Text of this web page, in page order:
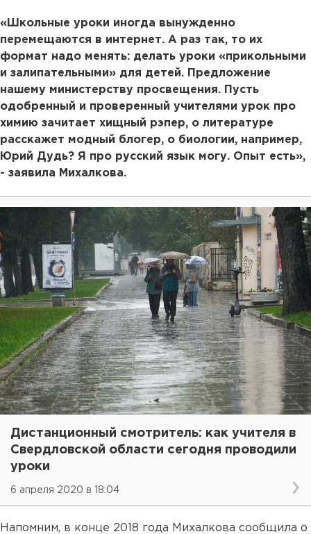
«Школьные уроки иногда вынужденно
перемещаются в интернет. А раз так, то их
формат надо менять: делать уроки «прикольными
и залипательными» для детей. Предложение
нашему министерству просвещения. Пусть
одобренный и проверенный учителями урок про
химию зачитает хищный рэпер, о литературе
расскажет модный блогер, о биологии, например,
Юрий Дудь? Я про русский язык могу. Опыт есть»,
- заявила Михалкова.
Дистанционный смотритель: как учителя в
Свердловской области сегодня проводили
уроки
6 апреля 2020 в 18:04
Напомним, в конце 2018 года Михалкова сообщила о